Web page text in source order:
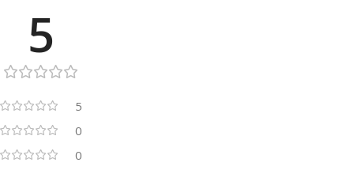
5
5
0
0